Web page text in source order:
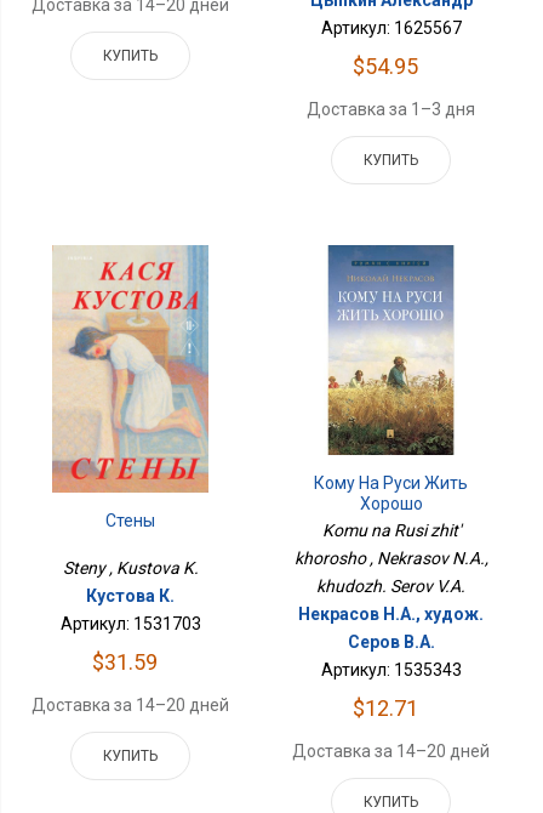
Доставка за 14–20 дней
КУПИТЬ
Артикул: 1625567
$54.95
Доставка за 1–3 дня
КУПИТЬ
Стены
Steny , Kustova K.
Кустова К.
Артикул: 1531703
$31.59
Доставка за 14–20 дней
КУПИТЬ
Кому На Руси Жить
Хорошо
Komu na Rusi zhit'
khorosho , Nekrasov N.A.,
khudozh. Serov V.A.
Некрасов Н.А., худож.
Серов В.А.
Артикул: 1535343
$12.71
Доставка за 14–20 дней
КУПИТЬ